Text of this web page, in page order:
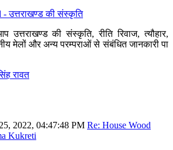
उत्तराखण्ड की संस्कृति
उत्तराखण्ड की संस्कृति, रीति रिवाज, त्यौहार,
मेलों और अन्य परम्पराओं से संबंधित जानकारी पा
रावत
2022, 04:47:48 PM Re: House Wood
Kukreti